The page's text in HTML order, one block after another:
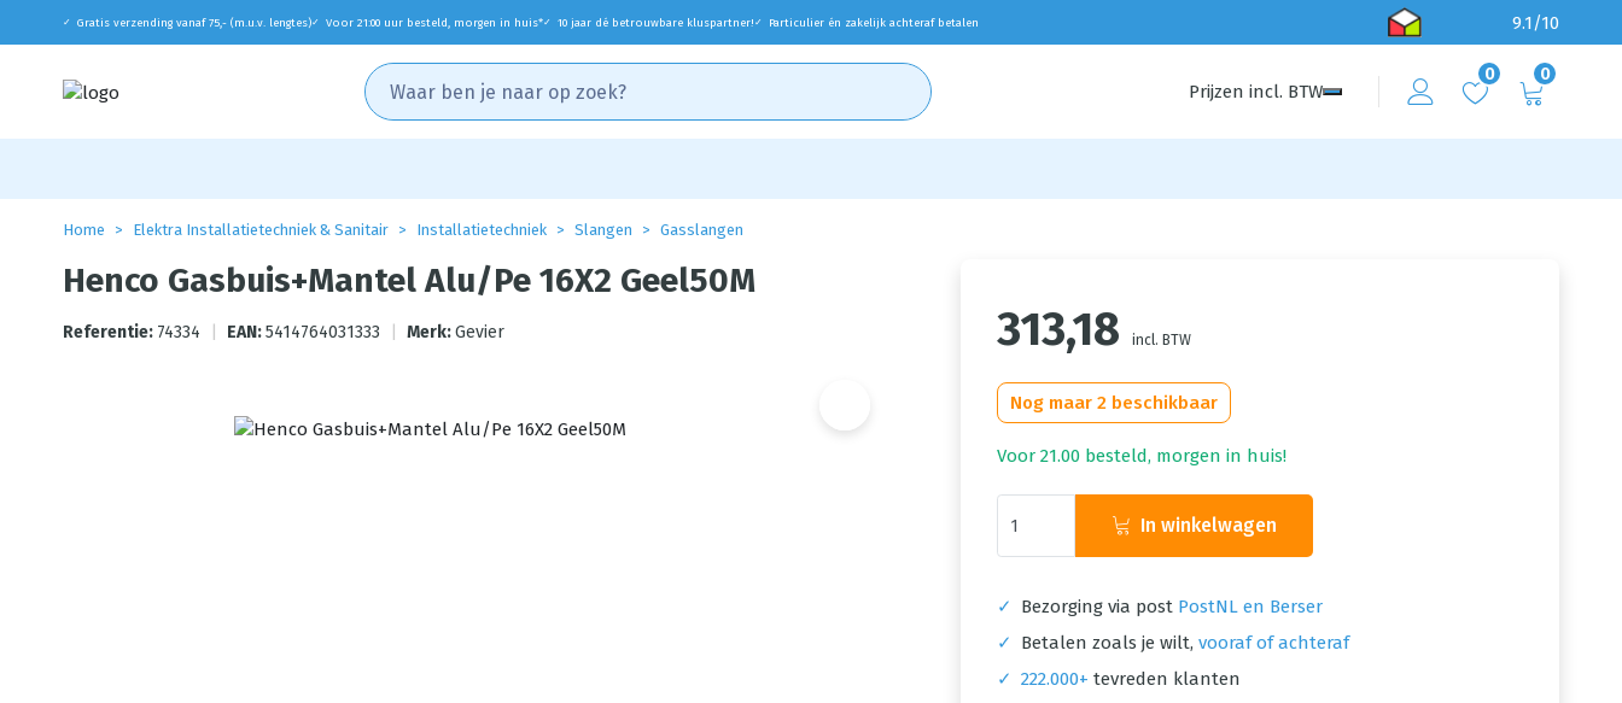
✓ Gratis verzending vanaf 75,- (m.u.v. lengtes)✓ Voor 21:00 uur besteld, morgen in huis*✓ 10 jaar dé betrouwbare kluspartner! ✓ Particulier én zakelijk achteraf betalen 9.1/10
Prijzen incl. BTW
0 0
Home Elektra Installatietechniek & Sanitair Installatietechniek Slangen Gasslangen
Henco Gasbuis+Mantel Alu/Pe 16X2 Geel50M
Referentie: 74334 EAN:5414764031333 Merk:Gevier 313,18 incl. BTW
Nog maar 2 beschikbaar
Voor 21.00 besteld, morgen in huis!
In winkelwagen
✓ Bezorging via post PostNL en Berser
✓
Betalen zoals je wilt, vooraf of achteraf
✓ 222.000+ tevreden klanten